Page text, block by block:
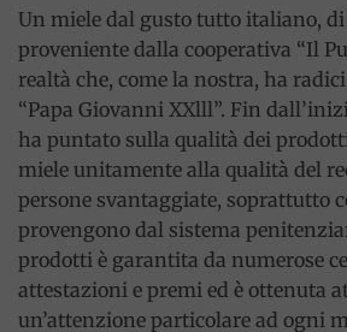
Un miele dal gusto tutto italiano,
proveniente dalla cooperativa “Il
realtà che, come la nostra, ha
“Papa Giovanni XXlll”. Fin
ha puntato sulla qualità dei
miele unitamente alla qualità del
persone svantaggiate, soprattutto
provengono dal sistema
prodotti è garantita da numerose
attestazioni e premi ed è ottenuta
un’attenzione particolare ad ogni